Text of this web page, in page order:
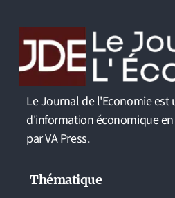
Le Journal de l'Economie est
d'information économique
par VA Press.
Thématique